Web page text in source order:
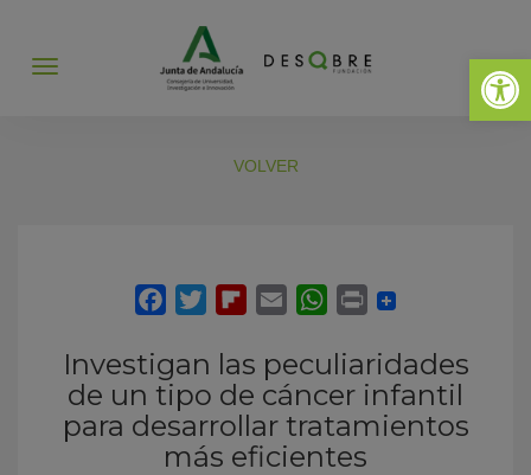
Abrir
Abrir
VOLVER
Investigan las peculiaridades
de un tipo de cáncer infantil
para desarrollar tratamientos
más eficientes